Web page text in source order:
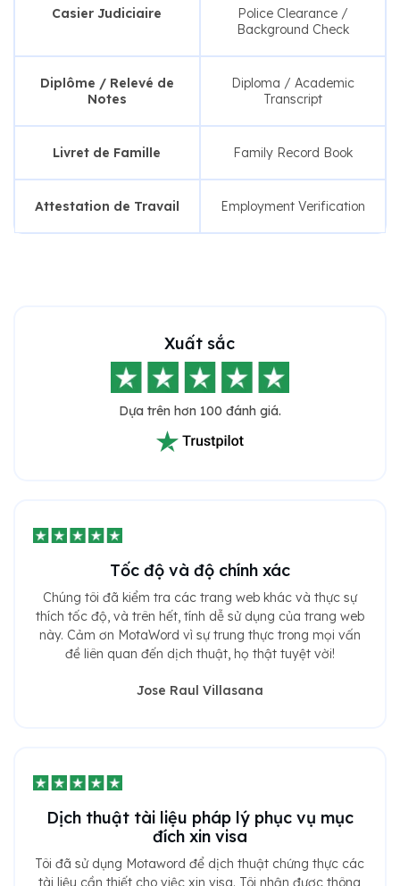
Casier Judiciaire
Police Clearance /
Background Check
Diplôme / Relevé de
Notes
Diploma / Academic
Transcript
Livret de Famille Family Record Book
Attestation de Travail Employment Verification
Xuất sắc
Dựa trên hơn 100 đánh giá.
Tốc độ và độ chính xác
Chúng tôi đã kiểm tra các trang web khác và thực sự
thích tốc độ, và trên hết, tính dễ sử dụng của trang web
này. Cảm ơn MotaWord vì sự trung thực trong mọi vấn
đề liên quan đến dịch thuật, họ thật tuyệt vời!
Jose Raul Villasana
Dịch thuật tài liệu pháp lý phục vụ mục
đích xin visa
Tôi đã sử dụng Motaword để dịch thuật chứng thực các
tài liệu cần thiết cho việc xin visa. Tôi nhận được thông